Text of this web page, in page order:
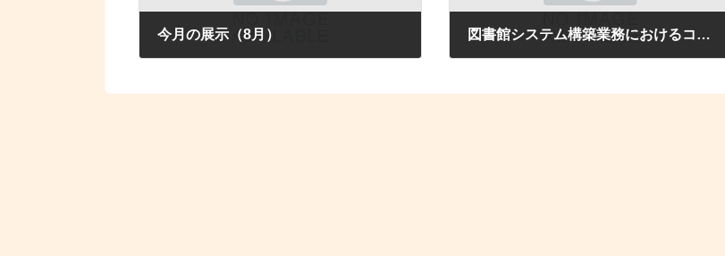
今月の展示（8月） 図書館システム構築業務におけるコンピュータウィルス感染発生事案につきまして（お問い合わせ窓口対応終了のお知らせ）